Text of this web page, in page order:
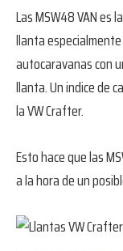
Las MSW48 VAN es
llanta
autocaravanas con
llanta. Un indice de
la VW Crafter.
Esto hace que las
a la hora de un